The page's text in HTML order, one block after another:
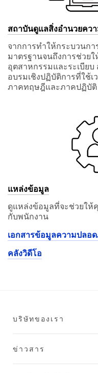
Fir
st
N
a
m
e:
E
m
ail
Ad
dr
es
nfi
สถาบันดูแลสิ่งอํานวยคว
จากการทำให้กระบวนก
มาตรฐานจนถึงการช่วย
อุตสาหกรรมและระเบีย
อบรมเชิงปฏิบัติการที่ใช้
ภาคทฤษฎีและภาคปฏิบัติ
แหล่งข้อมูล
ดูแหล่งข้อมูลที่จะช่วยให้
กับพนักงาน
เอกสารข้อมูลความปลอ
คลังวิดีโอ
บริษัทของเรา
ข่าวสาร